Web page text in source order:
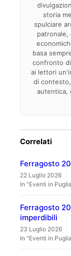
storia
spulciare
patronale,
basa
confronto
ai lettori
di
autentica,
Correlati
Ferragosto
22 Luglio 2026
In "Eventi in
Ferragosto
imperdibili
23 Luglio 2026
In "Eventi in